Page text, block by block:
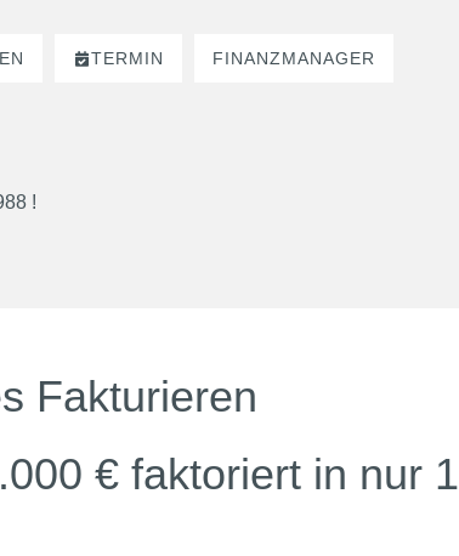
TERMIN FINANZMANAGER
Fakturieren
€ faktoriert in nur 1